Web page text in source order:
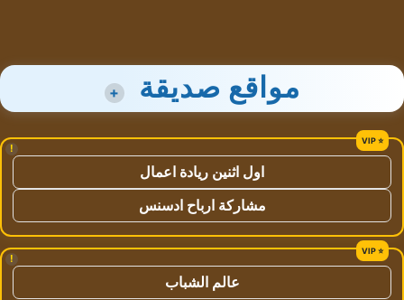
مواقع صديقة +
!
اول اثنين ريادة اعمال
مشاركة ارباح ادسنس
!
عالم الشباب